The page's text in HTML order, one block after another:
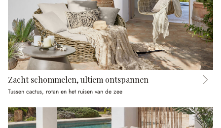
Zacht schommelen, ultiem ontspannen
Tussen cactus, rotan en het ruisen van de zee